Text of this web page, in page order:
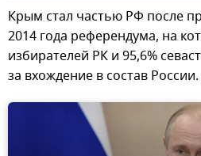
Крым стал частью РФ после
2014 года референдума, на
избирателей РК и 95,6%
за вхождение в состав России.